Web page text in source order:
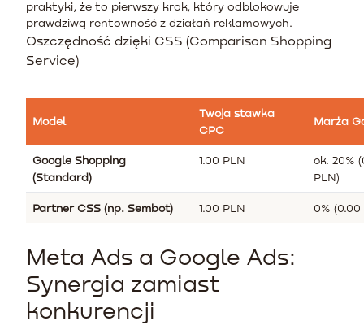
praktyki, że to pierwszy krok, który odblokowuje
prawdziwą rentowność z działań reklamowych.
Oszczędność dzięki CSS (Comparison Shopping
Service)
Model
Twoja stawka
CPC
Marża
Google Shopping
(Standard)
1.00 PLN
ok. 20%
PLN)
Partner CSS (np. Sembot) 1.00 PLN 0% (0.00
Meta Ads a Google Ads:
Synergia zamiast
konkurencji